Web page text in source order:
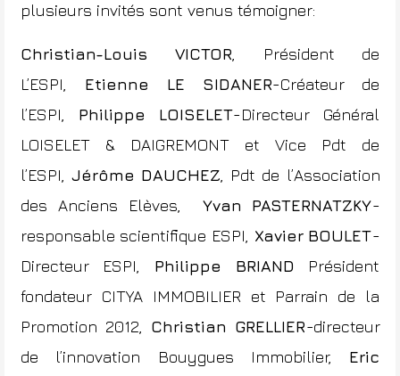
plusieurs invités sont venus témoigner:
Christian-Louis VICTOR , Président de
L’ESPI, Etienne LE SIDANER-Créateur de
l’ESPI, Philippe LOISELET-Directeur Général
LOISELET & DAIGREMONT et Vice Pdt de
l’ESPI, Jérôme DAUCHEZ , Pdt de l’Association
des Anciens Elèves, Yvan PASTERNATZKY-
responsable scientifique ESPI, Xavier BOULET-
Directeur ESPI, Philippe BRIAND Président
fondateur CITYA IMMOBILIER et Parrain de la
Promotion 2012, Christian GRELLIER-directeur
de l’innovation Bouygues Immobilier, Eric